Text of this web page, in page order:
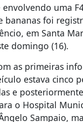
uma
bananas foi
em Santa
domingo (16).
as primeiras
estava cinco
e
o Hospital
Sampaio,